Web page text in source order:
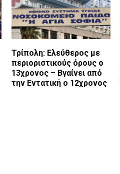
Τρίπολη: Ελεύθερος με
περιοριστικούς όρους ο
13χρονος – Βγαίνει από
την Εντατική ο 12χρονος